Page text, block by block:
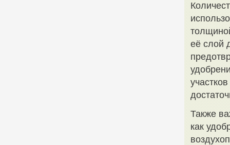
её слой
Также
как